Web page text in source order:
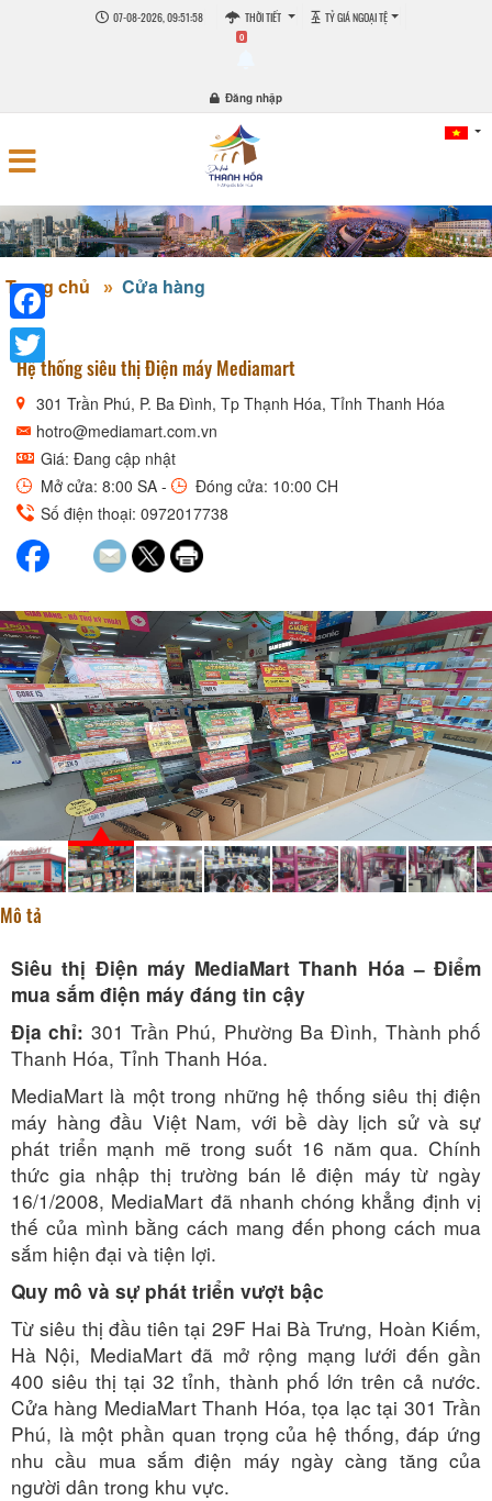
07-08-2026, 09:51:59 THỜI TIẾT TỶ GIÁ NGOẠI TỆ
0
Đăng nhập
Trang chủ Cửa hàng
Hệ thống siêu thị Điện máy Mediamart
301 Trần Phú, P. Ba Đình, Tp Thạnh Hóa, Tỉnh Thanh Hóa
hotro@mediamart.com.vn
Giá: Đang cập nhật
Mở cửa: 8:00 SA -
Đóng cửa: 10:00 CH
Số điện thoại: 0972017738
Mô tả
Siêu thị Điện máy MediaMart Thanh Hóa – Điểm
mua sắm điện máy đáng tin cậy
Địa chỉ: 301 Trần Phú, Phường Ba Đình, Thành phố
Thanh Hóa, Tỉnh Thanh Hóa.
MediaMart là một trong những hệ thống siêu thị điện
máy hàng đầu Việt Nam, với bề dày lịch sử và sự
phát triển mạnh mẽ trong suốt 16 năm qua. Chính
thức gia nhập thị trường bán lẻ điện máy từ ngày
16/1/2008, MediaMart đã nhanh chóng khẳng định vị
thế của mình bằng cách mang đến phong cách mua
sắm hiện đại và tiện lợi.
Quy mô và sự phát triển vượt bậc
Từ siêu thị đầu tiên tại 29F Hai Bà Trưng, Hoàn Kiếm,
Hà Nội, MediaMart đã mở rộng mạng lưới đến gần
400 siêu thị tại 32 tỉnh, thành phố lớn trên cả nước.
Cửa hàng MediaMart Thanh Hóa, tọa lạc tại 301 Trần
Phú, là một phần quan trọng của hệ thống, đáp ứng
nhu cầu mua sắm điện máy ngày càng tăng của
người dân trong khu vực.
Facebook
Twitter